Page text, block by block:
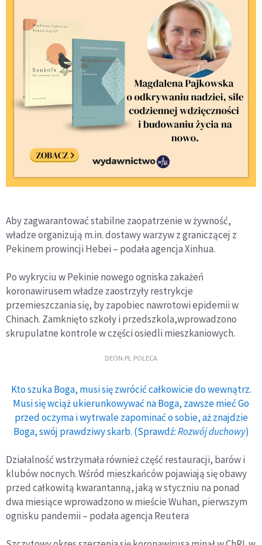
Aby zagwarantować stabilne zaopatrzenie w żywność,
władze organizują m.in. dostawy warzyw z graniczącej z
Pekinem prowincji Hebei – podała agencja Xinhua.
Po wykryciu w Pekinie nowego ogniska zakażeń
koronawirusem władze zaostrzyły restrykcje
przemieszczania się, by zapobiec nawrotowi epidemii w
Chinach. Zamknięto szkoły i przedszkola,wprowadzono
skrupulatne kontrole w części osiedli mieszkaniowych.
DEON.PL POLECA
Kto szuka Boga, musi się zwrócić całkowicie do wewnątrz.
Musi się wciąż ukierunkowywać na Boga, zawsze mieć Go
przed oczyma i wytrwale zapominać o sobie, aż znajdzie
Boga, swój prawdziwy skarb. (Sprawdź:Rozwój duchowy)
Działalność wstrzymała również część restauracji, barów i
klubów nocnych. Wśród mieszkańców pojawiają się obawy
przed całkowitą kwarantanną, jaką w styczniu na ponad
dwa miesiące wprowadzono w mieście Wuhan, pierwszym
ognisku pandemii – podała agencja Reutera